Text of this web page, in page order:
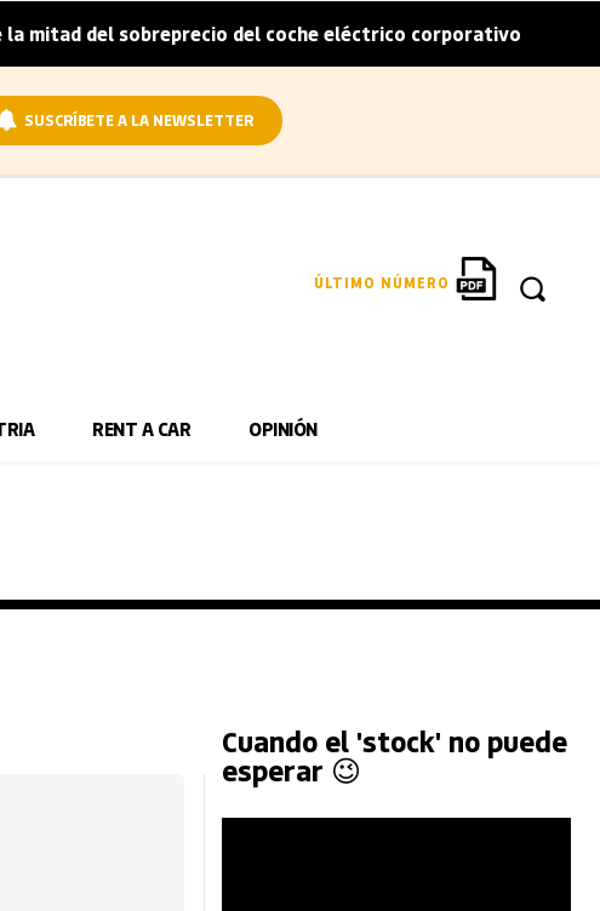
del sobreprecio del coche eléctrico corporativo |
SUSCRÍBETE A LA NEWSLETTER
ÚLTIMO NÚMERO
RENT A CAR OPINIÓN
Cuando el 'stock' no puede
esperar 😉